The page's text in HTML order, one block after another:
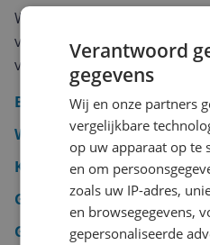
Wil je direct naar een
vind je alle productgroepen
vinden zijn.
Bloeddrukmeter
Weegschaal
Koortsthermometer
Gezichtsbruiner
Gezichtsreiniger
Verantwoord
gegevens
Wij en onze partners
vergelijkbare
op uw apparaat op te
en om
zoals uw IP-adres,
en browsegegevens,
gepersonaliseerde